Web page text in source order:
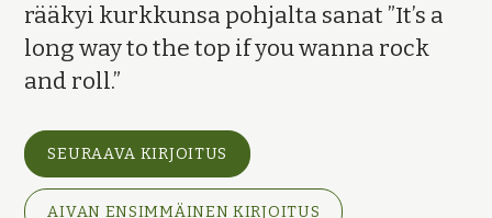
rääkyi kurkkunsa pohjalta sanat ”It’s a
long way to the top if you wanna rock
and roll.”
SEURAAVA KIRJOITUS
AIVAN ENSIMMÄINEN KIRJOITUS